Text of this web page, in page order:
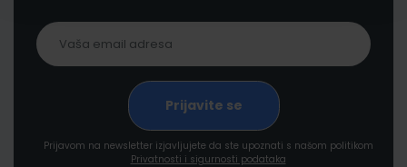
Prijavom na newsletter izjavljujete da ste upoznati s našom politikom
Privatnosti i sigurnosti podataka